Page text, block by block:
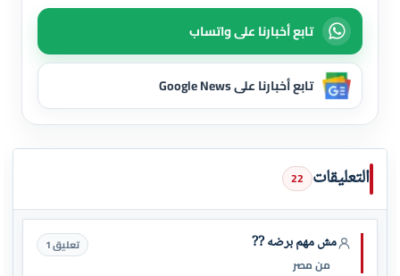
تابع أخبارنا على واتساب
تابع أخبارنا على Google News
التعليقات 22
مش مهم برضه ??
من مصر
تعليق 1